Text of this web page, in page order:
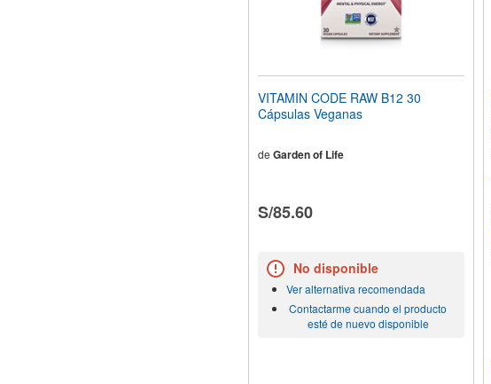
VITAMIN CODE RAW B12 30
Cápsulas Veganas
de Garden of Life
S/85.60
No disponible
Ver alternativa recomendada
Contactarme cuando el producto
esté de nuevo disponible